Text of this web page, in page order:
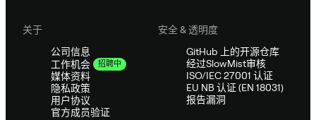
关于
公司信息
工作机会
招聘中
媒体资料
隐私政策
用户协议
官方成员验证
安全 & 透明度
GitHub 上的开源仓库
经过SlowMist审核
ISO/IEC 27001 认证
EU NB 认证 (EN 18031)
报告漏洞